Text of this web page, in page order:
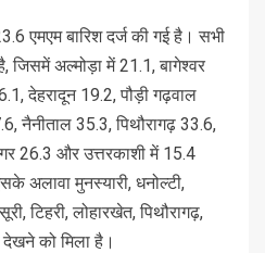
एमएम बारिश दर्ज की गई है। सभी
जिसमें अल्मोड़ा में 21.1, बागेश्वर
देहरादून 19.2, पौड़ी गढ़वाल
नैनीताल 35.3, पिथौरागढ़ 33.6,
26.3 और उत्तरकाशी में 15.4
अलावा मुनस्यारी, धनोल्टी,
टिहरी, लोहारखेत, पिथौरागढ़,
देखने को मिला है।